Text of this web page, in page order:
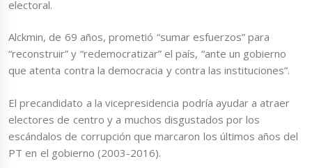
electoral.
Alckmin, de 69 años, prometió “sumar esfuerzos” para
“reconstruir” y “redemocratizar” el país, “ante un gobierno
que atenta contra la democracia y contra las instituciones”.
El precandidato a la vicepresidencia podría ayudar a atraer
electores de centro y a muchos disgustados por los
escándalos de corrupción que marcaron los últimos años del
PT en el gobierno (2003-2016).